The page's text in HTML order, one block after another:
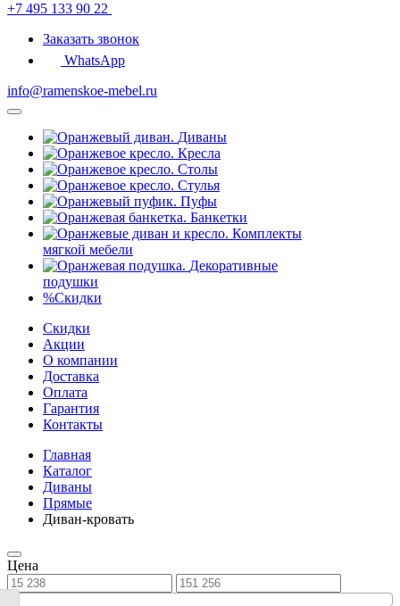
+7 495 133 90 22
Заказать звонок
WhatsApp
info@ramenskoe-mebel.ru
Диваны
Кресла
Столы
Стулья
Пуфы
Банкетки
Комплекты
мягкой мебели
Декоративные
подушки
%Скидки
Скидки
Акции
О компании
Доставка
Оплата
Гарантия
Контакты
Главная
Каталог
Диваны
Прямые
Диван-кровать
Цена